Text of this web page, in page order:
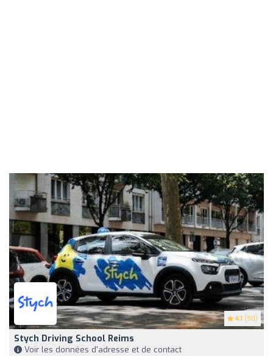
4.1 (90)
Stych Driving School Reims
Voir les données d'adresse et de contact